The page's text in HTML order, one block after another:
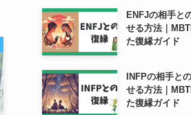
ENFJの相手と
せる方法｜
た復縁ガイド
INFPの相手と
せる方法｜
た復縁ガイド